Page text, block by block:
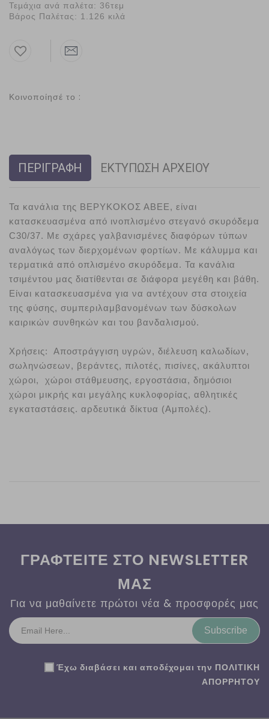
Τεµάχια ανά παλέτα: 36τεμ
Βάρος Παλέτας: 1.126 κιλά
Κοινοποίησέ το :
ΠΕΡΙΓΡΑΦΗ ΕΚΤΥΠΩΣΗ ΑΡΧΕΙΟΥ
Τα κανάλια της ΒΕΡΥΚΟΚΟΣ ΑΒΕΕ, είναι
κατασκευασμένα από ινοπλισμένο στεγανό σκυρόδεμα
C30/37. Με σχάρες γαλβανισμένες διαφόρων τύπων
αναλόγως των διερχομένων φορτίων. Με κάλυμμα και
τερματικά από οπλισμένο σκυρόδεμα. Τα κανάλια
τσιμέντου μας διατίθενται σε διάφορα μεγέθη και βάθη.
Είναι κατασκευασμένα για να αντέχουν στα στοιχεία
της φύσης, συμπεριλαμβανομένων των δύσκολων
καιρικών συνθηκών και του βανδαλισμού.
Χρήσεις:  Αποστράγγιση υγρών, διέλευση καλωδίων,
σωληνώσεων, βεράντες, πιλοτές, πισίνες, ακάλυπτοι
χώροι,  χώροι στάθμευσης, εργοστάσια, δημόσιοι
χώροι μικρής και μεγάλης κυκλοφορίας, αθλητικές
εγκαταστάσεις. αρδευτικά δίκτυα (Αμπολές).
ΓΡΑΦΤΕΙΤΕ ΣΤΟ NEWSLETTER
ΜΑΣ
Για να μαθαίνετε πρώτοι νέα & προσφορές μας
Subscribe
Έχω διαβάσει και αποδέχομαι την ΠΟΛΙΤΙΚΗ
ΑΠΟΡΡΗΤΟΥ